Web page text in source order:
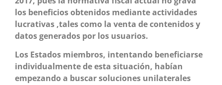
los beneficios obtenidos mediante actividades
lucrativas ,tales como la venta de contenidos y
datos generados por los usuarios.
Los Estados miembros, intentando beneficiarse
individualmente de esta situación, habían
empezando a buscar soluciones unilaterales